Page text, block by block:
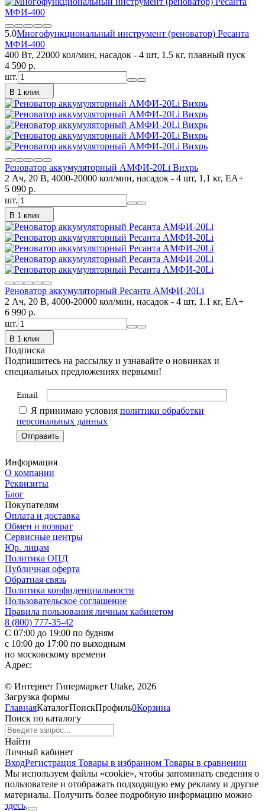
5.0Многофункциональный инструмент (реноватор) Ресанта
МФИ-400
400 Вт, 22000 кол/мин, насадок - 4 шт, 1.5 кг, плавный пуск
4 590 p.
шт.
В 1 клик
Реноватор аккумуляторный АМФИ-20Li Вихрь
2 Ач, 20 В, 4000-20000 кол/мин, насадок - 4 шт, 1,1 кг, ЕА+
5 090 p.
шт.
В 1 клик
Реноватор аккумуляторный Ресанта АМФИ-20Li
2 Ач, 20 В, 4000-20000 кол/мин, насадок - 4 шт, 1.1 кг, ЕА+
6 990 p.
шт.
В 1 клик
Подписка
Подпишитесь на рассылку и узнавайте о новинках и
специальных предложениях первыми!
Email
Я принимаю условия политики обработки
персональных данных
Информация
О компании
Реквизиты
Блог
Покупателям
Оплата и доставка
Обмен и возврат
Сервисные центры
Юр. лицам
Политика ОПД
Публичная оферта
Обратная связь
Политика конфиденциальности
Пользовательское соглашение
Правила пользования личным кабинетом
8 (800) 777-35-42
С 07:00 до 19:00 по будням
с 10:00 до 17:00 по выходным
по московскому времени
Адрес:
© Интернет Гипермаркет Utake, 2026
Загрузка формы
ГлавнаяКаталогПоискПрофиль0Корзина
Поиск по каталогу
Найти
Личный кабинет
ВходРегистрация Товары в избранном Товары в сравнении
Мы используем файлы «cookie», чтобы запоминать сведения о
пользователе и отображать подходящую ему рекламу и другие
материалы. Получить более подробную информацию можно
здесь.